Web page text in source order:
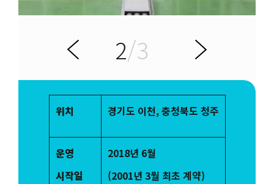
이
전 2/3
다
음
위치 경기도 이천, 충청북도 청주
운영
시작일
2018년 6월
(2001년 3월 최초 계약)